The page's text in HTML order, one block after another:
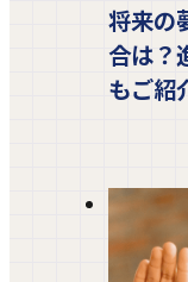
将来の
合は？
もご紹